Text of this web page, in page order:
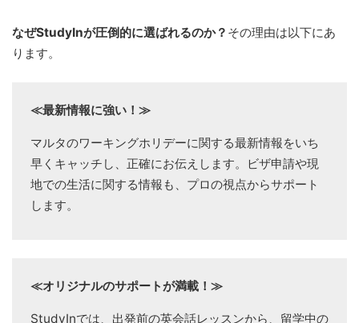
なぜStudyInが圧倒的に選ばれるのか？ その理由は以下にあ
ります。
≪最新情報に強い！≫
マルタのワーキングホリデーに関する最新情報をいち
早くキャッチし、正確にお伝えします。ビザ申請や現
地での生活に関する情報も、プロの視点からサポート
します。
≪オリジナルのサポートが満載！≫
StudyInでは、出発前の英会話レッスンから、留学中の